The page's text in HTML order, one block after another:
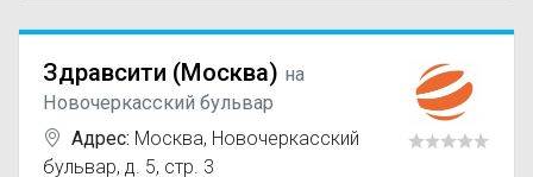
Здравсити (Москва) на
Новочеркасский бульвар
Адрес: Москва, Новочеркасский
бульвар, д. 5, стр. 3